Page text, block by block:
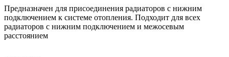
Предназначен для присоединения радиаторов с нижним
подключением к системе отопления. Подходит для всех
радиаторов с нижним подключением и межосевым
расстоянием